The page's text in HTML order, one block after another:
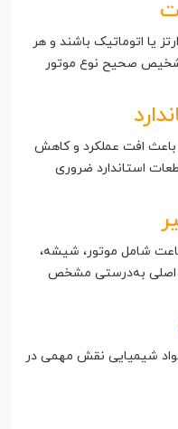
یا اتوماتیک باشند و هر
صحیح نوع موتور
باعث افت عملکرد و کاهش
استاندارد ضروری
شامل موتور، شیشه،
اصلی به‌درستی مشخص
شیمیایی نقش مهمی در